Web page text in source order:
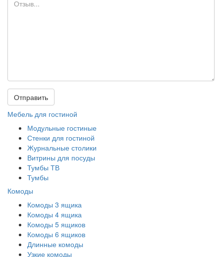
Отправить
Мебель для гостиной
Модульные гостиные
Стенки для гостиной
Журнальные столики
Витрины для посуды
Тумбы ТВ
Тумбы
Комоды
Комоды 3 ящика
Комоды 4 ящика
Комоды 5 ящиков
Комоды 6 ящиков
Длинные комоды
Узкие комоды